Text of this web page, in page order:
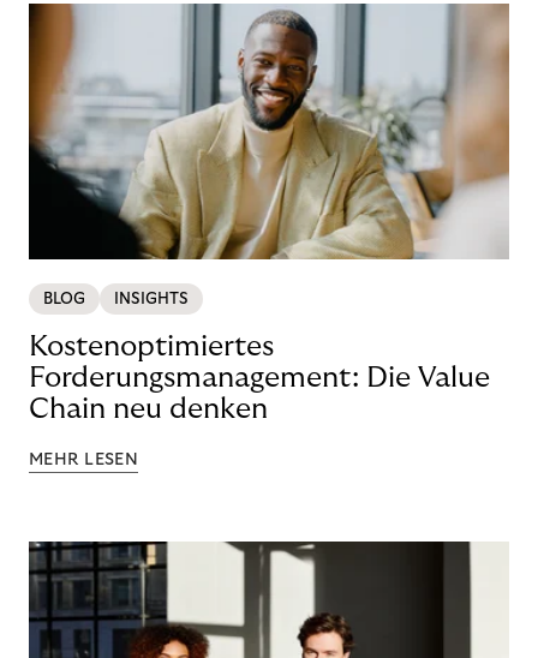
BLOG INSIGHTS
Kostenoptimiertes
Forderungsmanagement: Die Value
Chain neu denken
MEHR LESEN